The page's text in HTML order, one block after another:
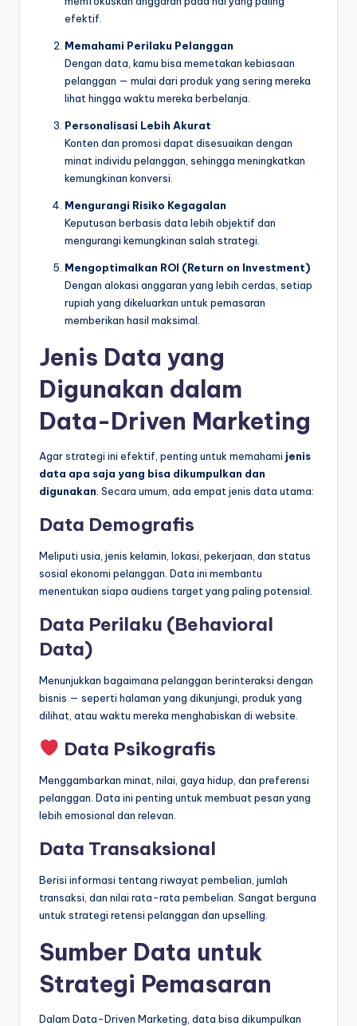
efektif.
Memahami Perilaku Pelanggan
Dengan data, kamu bisa memetakan kebiasaan
pelanggan — mulai dari produk yang sering mereka
lihat hingga waktu mereka berbelanja.
Personalisasi Lebih Akurat
Konten dan promosi dapat disesuaikan dengan
minat individu pelanggan, sehingga meningkatkan
kemungkinan konversi.
Mengurangi Risiko Kegagalan
Keputusan berbasis data lebih objektif dan
mengurangi kemungkinan salah strategi.
Mengoptimalkan ROI (Return on Investment)
Dengan alokasi anggaran yang lebih cerdas, setiap
rupiah yang dikeluarkan untuk pemasaran
memberikan hasil maksimal.
Jenis Data yang
Digunakan dalam
Data-Driven Marketing
Agar strategi ini efektif, penting untuk memahami jenis
data apa saja yang bisa dikumpulkan dan
digunakan . Secara umum, ada empat jenis data utama:
Data Demografis
Meliputi usia, jenis kelamin, lokasi, pekerjaan, dan status
sosial ekonomi pelanggan. Data ini membantu
menentukan siapa audiens target yang paling potensial.
Data Perilaku (Behavioral
Data)
Menunjukkan bagaimana pelanggan berinteraksi dengan
bisnis — seperti halaman yang dikunjungi, produk yang
dilihat, atau waktu mereka menghabiskan di website.
Data Psikografis
Menggambarkan minat, nilai, gaya hidup, dan preferensi
pelanggan. Data ini penting untuk membuat pesan yang
lebih emosional dan relevan.
Data Transaksional
Berisi informasi tentang riwayat pembelian, jumlah
transaksi, dan nilai rata-rata pembelian. Sangat berguna
untuk strategi retensi pelanggan dan upselling.
Sumber Data untuk
Strategi Pemasaran
Dalam Data-Driven Marketing, data bisa dikumpulkan